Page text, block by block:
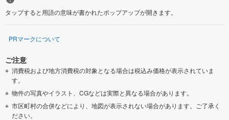
タップすると用語の意味が書かれたポップアップが開きます。
PRマークについて
ご注意
消費税および地方消費税の対象となる場合は税込み価格が表示されていま
す。
物件の写真やイラスト、CGなどは実際と異なる場合があります。
市区町村の合併などにより、地図が表示されない場合があります。ご了承く
ださい。